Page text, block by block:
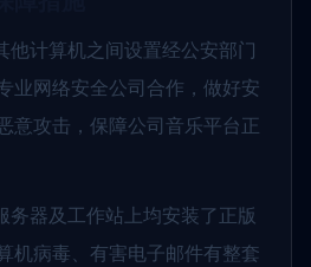
他计算机之间设置经公安部门
业网络安全公司合作，做好安
意攻击，保障公司音乐平台正
务器及工作站上均安装了正版
机病毒、有害电子邮件有整套